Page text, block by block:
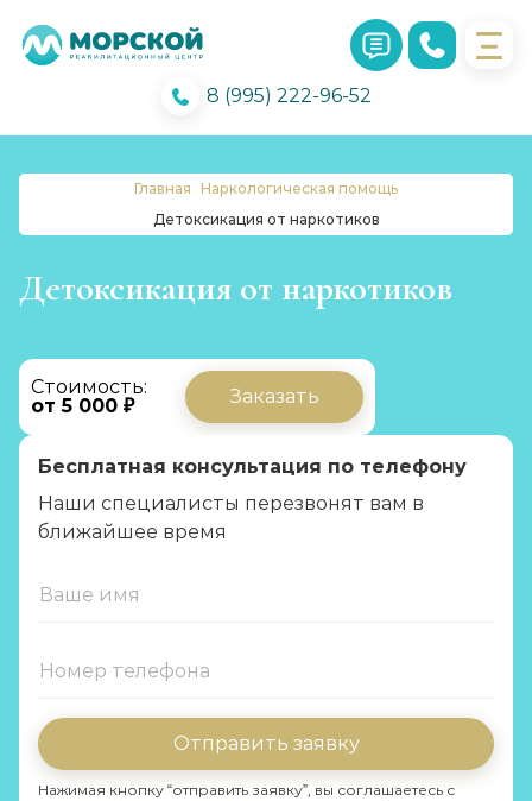
8 (995) 222-96-52
Главная Наркологическая помощь
Детоксикация от наркотиков
Детоксикация от наркотиков
Стоимость:
от 5 000 ₽
Заказать
Бесплатная консультация по телефону
Наши специалисты перезвонят вам в
ближайшее время
Отправить заявку
Нажимая кнопку “отправить заявку”, вы соглашаетесь с